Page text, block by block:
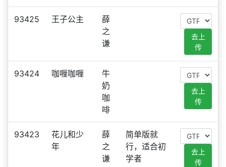
93425 王子公主
薛
之
谦
去上
传
93424 咖喱咖喱
牛
奶
咖
啡
去上
传
93423
花儿和少
年
薛
之
谦
简单版就
行，适合初
学者
去上
传